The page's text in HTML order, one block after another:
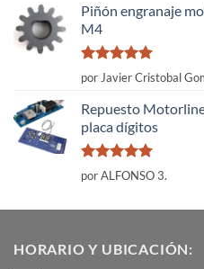
Piñón engranaje
M4
Valorado
con
por Javier Cristobal
Repuesto
placa dígitos
Valorado
con
por ALFONSO 3.
HORARIO Y UBICACIÓN: